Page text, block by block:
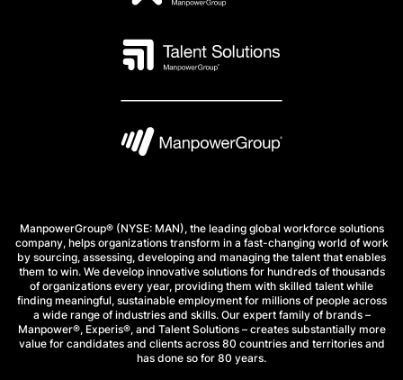
ManpowerGroup® (NYSE: MAN), the leading global workforce solutions
company, helps organizations transform in a fast-changing world of work
by sourcing, assessing, developing and managing the talent that enables
them to win. We develop innovative solutions for hundreds of thousands
of organizations every year, providing them with skilled talent while
finding meaningful, sustainable employment for millions of people across
a wide range of industries and skills. Our expert family of brands –
Manpower®, Experis®, and Talent Solutions – creates substantially more
value for candidates and clients across 80 countries and territories and
has done so for 80 years.